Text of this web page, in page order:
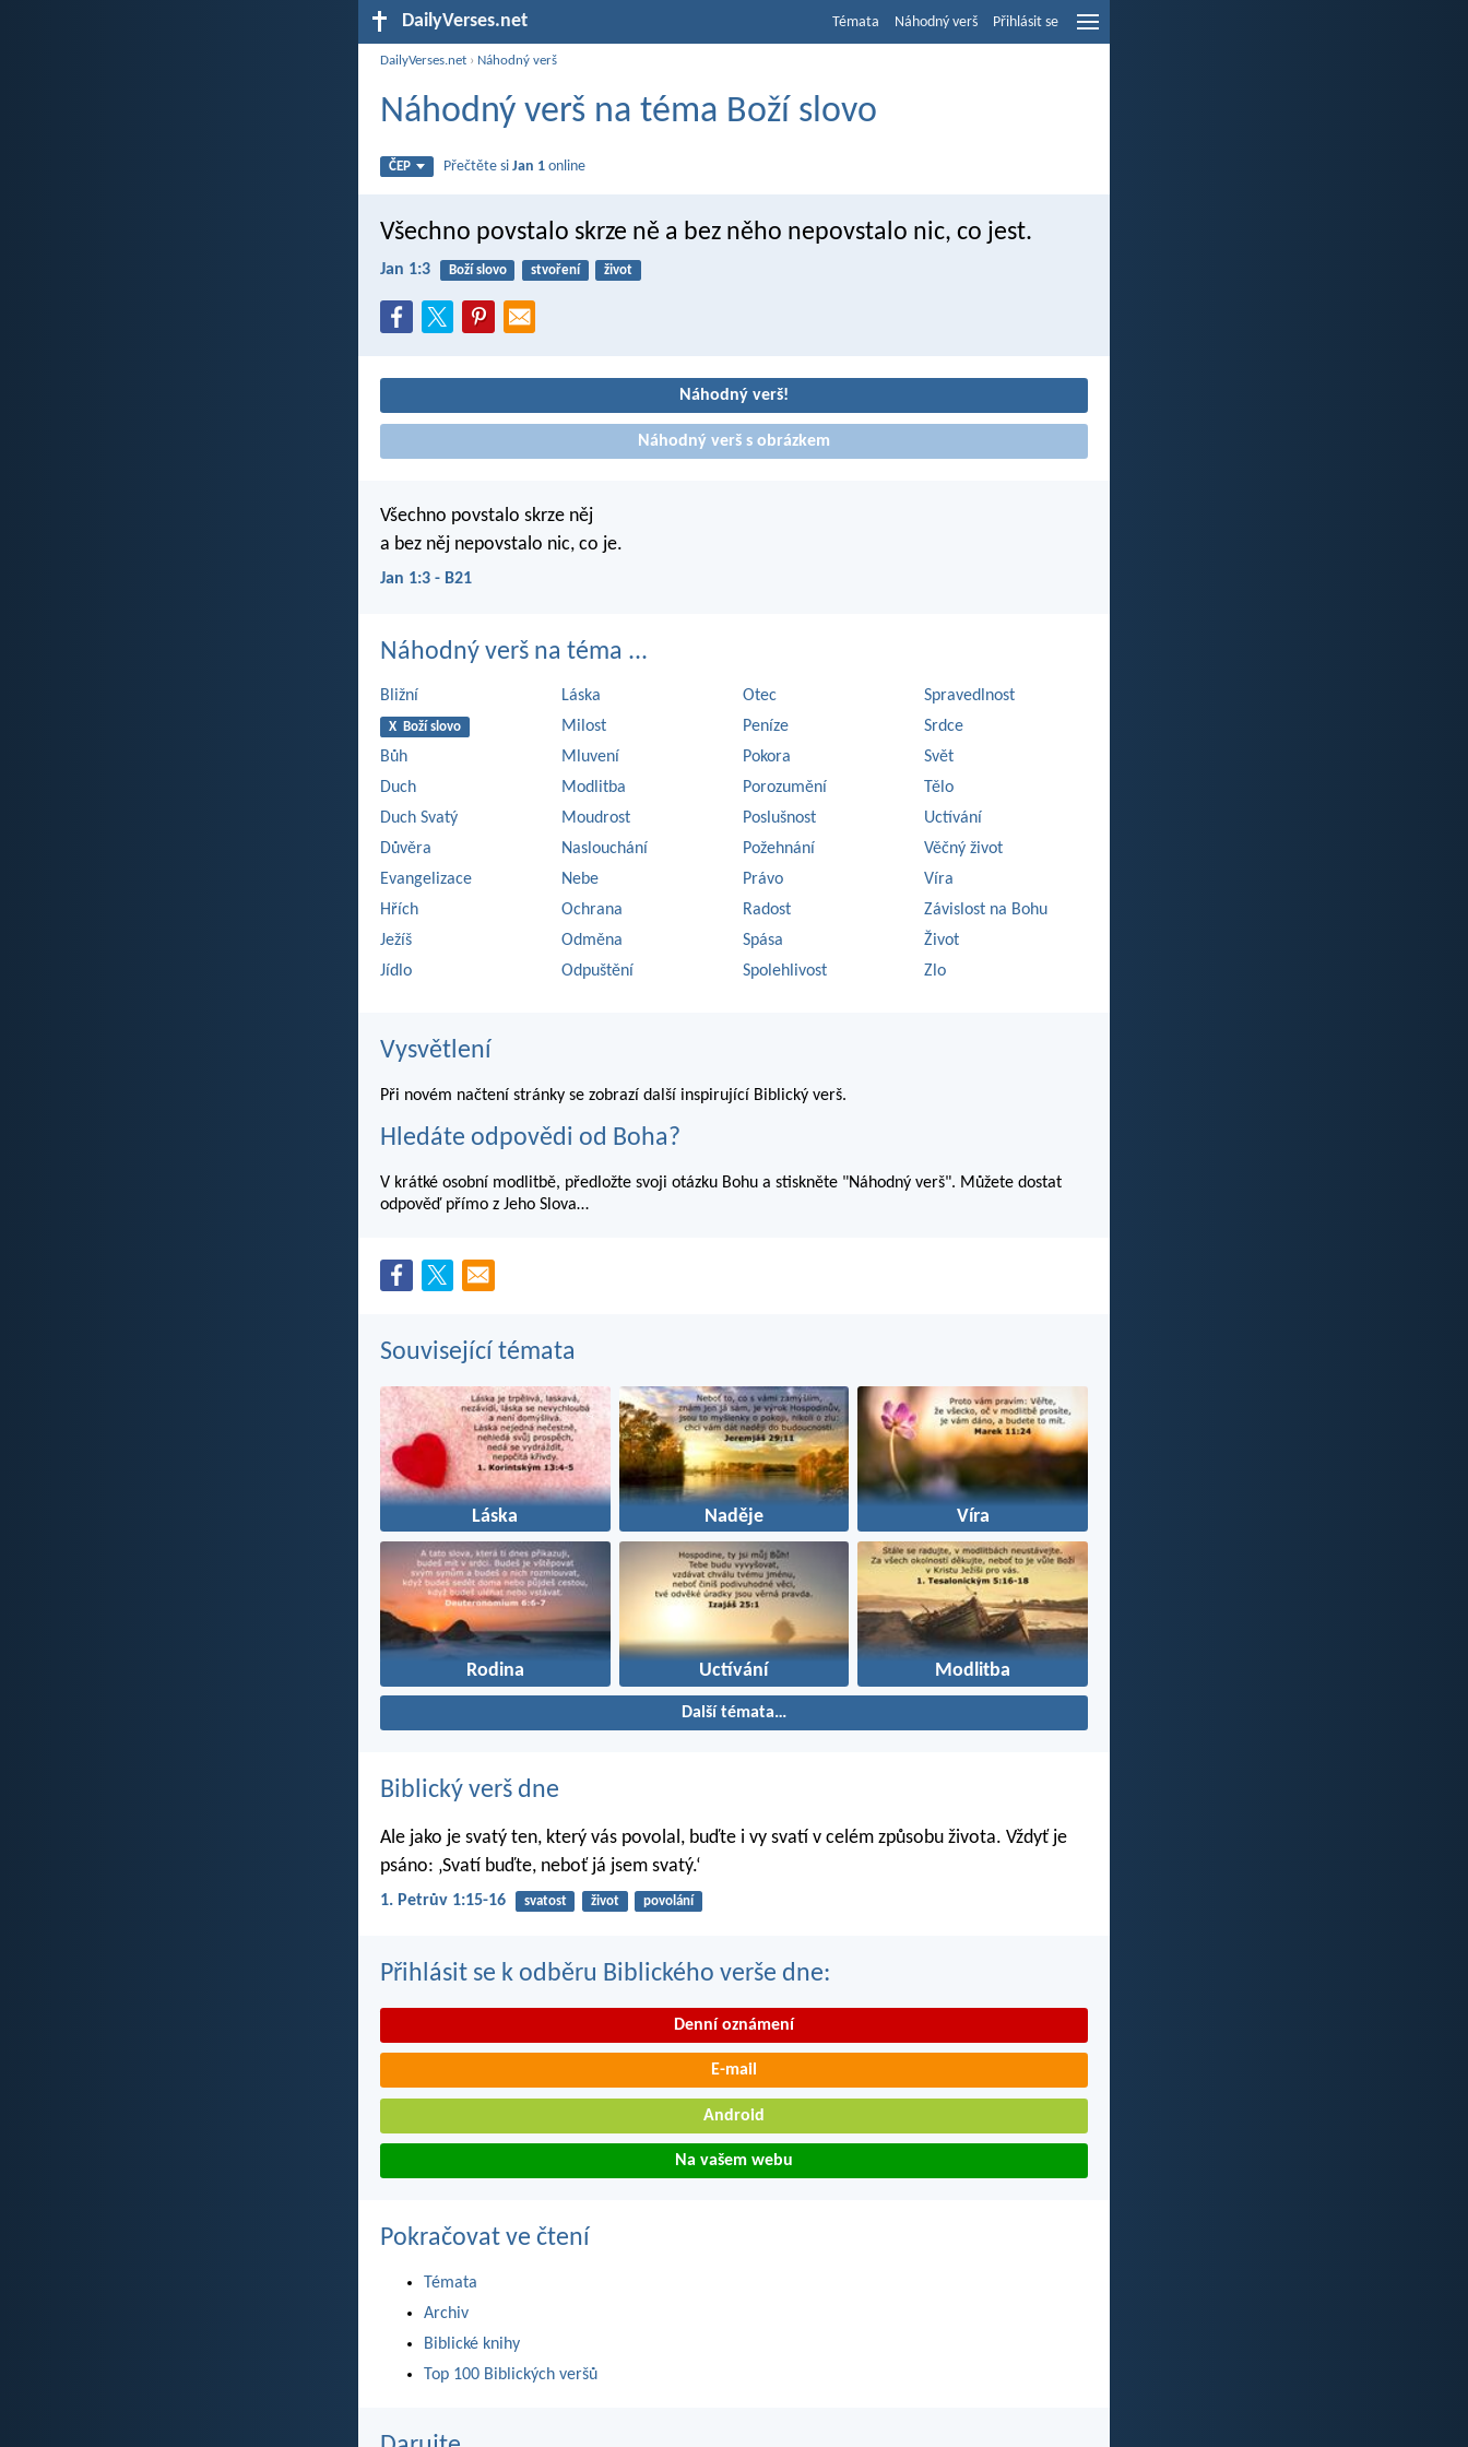
DailyVerses.net Témata Náhodný verš Přihlásit se
DailyVerses.net › Náhodný verš
Náhodný verš na téma Boží slovo
ČEP Přečtěte siJan 1 online
Všechno povstalo skrze ně a bez něho nepovstalo nic, co jest.
Jan 1:3 Boží slovo stvoření život
Náhodný verš!
Náhodný verš s obrázkem
Všechno povstalo skrze něj
a bez něj nepovstalo nic, co je.
Jan 1:3 - B21
Náhodný verš na téma ...
Bližní
X Boží slovo
Bůh
Duch
Duch Svatý
Důvěra
Evangelizace
Hřích
Ježíš
Jídlo
Láska
Milost
Mluvení
Modlitba
Moudrost
Naslouchání
Nebe
Ochrana
Odměna
Odpuštění
Otec
Peníze
Pokora
Porozumění
Poslušnost
Požehnání
Právo
Radost
Spása
Spolehlivost
Spravedlnost
Srdce
Svět
Tělo
Uctívání
Věčný život
Víra
Závislost na Bohu
Život
Zlo
Vysvětlení
Při novém načtení stránky se zobrazí další inspirující Biblický verš.
Hledáte odpovědi od Boha?
V krátké osobní modlitbě, předložte svoji otázku Bohu a stiskněte "Náhodný verš". Můžete dostat
odpověď přímo z Jeho Slova…
Související témata
Láska Naděje Víra
Rodina Uctívání Modlitba
Další témata…
Biblický verš dne
Ale jako je svatý ten, který vás povolal, buďte i vy svatí v celém způsobu života. Vždyť je
psáno: ‚Svatí buďte, neboť já jsem svatý.‘
1. Petrův 1:15-16 svatost život povolání
Přihlásit se k odběru Biblického verše dne:
Denní oznámení
E-mail
Android
Na vašem webu
Pokračovat ve čtení
Témata
Archiv
Biblické knihy
Top 100 Biblických veršů